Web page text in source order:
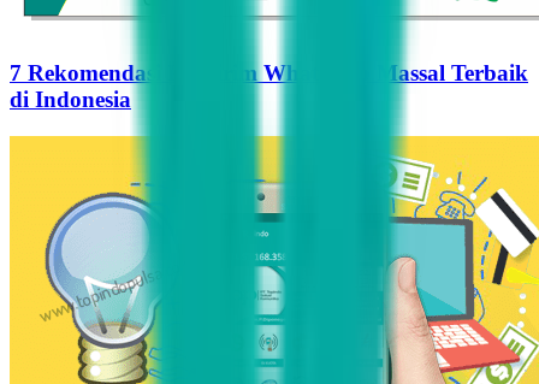
7 Rekomendasi Pengirim WhatsApp Massal Terbaik
di Indonesia